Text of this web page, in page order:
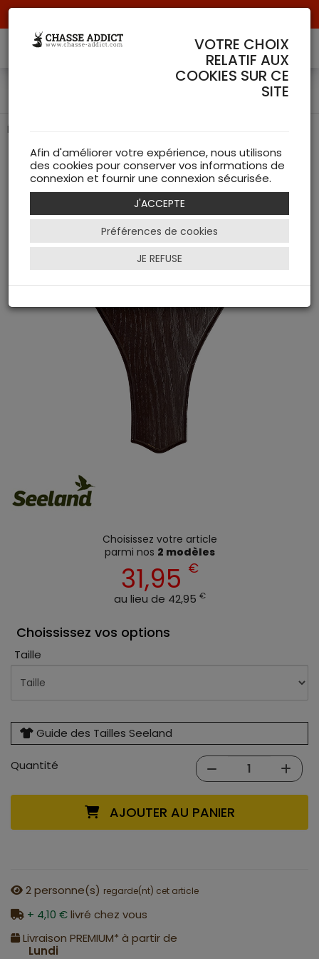
Écusson pour trophée de cerf de chez Seeland
Choisissez votre article
parmi nos 2 modèles
31,95 €
au lieu de 42,95 €
Choississez vos options
Taille
Guide des Tailles Seeland
Quantité
AJOUTER AU PANIER
2personne(s) regarde(nt) cet article
+ 4,10 €livré chez vous
Livraison PREMIUM* à partir de
Lundi
VOTRE CHOIX
RELATIF AUX
COOKIES SUR CE
SITE
Afin d'améliorer votre expérience, nous utilisons
des cookies pour conserver vos informations de
connexion et fournir une connexion sécurisée.
J'ACCEPTE
Préférences de cookies
JE REFUSE